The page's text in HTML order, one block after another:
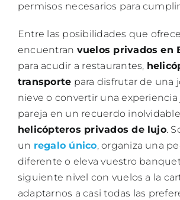
permisos necesarios para
Entre las posibilidades que
encuentran vuelos privados en
para acudir a restaurantes,
transporte para disfrutar de una
nieve o convertir una
pareja en un recuerdo
helicópteros privados de lujo.
un regalo único, organiza una
diferente o eleva vuestro
siguiente nivel con vuelos a la
adaptarnos a casi todas las